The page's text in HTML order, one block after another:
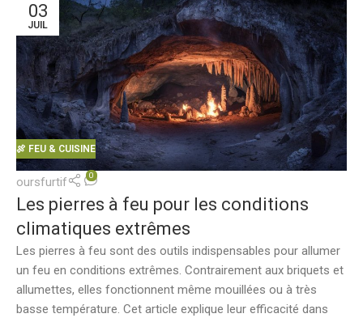
03
JUIL
🍖 FEU & CUISINE
oursfurtif 0
Les pierres à feu pour les conditions
climatiques extrêmes
Les pierres à feu sont des outils indispensables pour allumer
un feu en conditions extrêmes. Contrairement aux briquets et
allumettes, elles fonctionnent même mouillées ou à très
basse température. Cet article explique leur efficacité dans